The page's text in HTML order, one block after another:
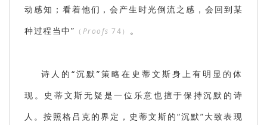
动感知；看着他们，会产生时光倒流之感，会回到某
种过程当中” （ Proofs 74） 。
诗人的“沉默”策略在史蒂文斯身上有明显的体
现。史蒂文斯无疑是一位乐意也擅于保持沉默的诗
人。按照格吕克的界定，史蒂文斯的“沉默”大致表现